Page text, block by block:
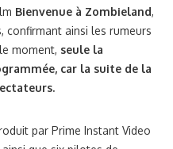
Bienvenue à Zombieland,
confirmant ainsi les rumeurs
moment, seule la
car la suite de la
par Prime Instant Video